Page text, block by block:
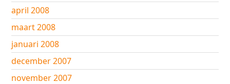
april 2008
maart 2008
januari 2008
december 2007
november 2007